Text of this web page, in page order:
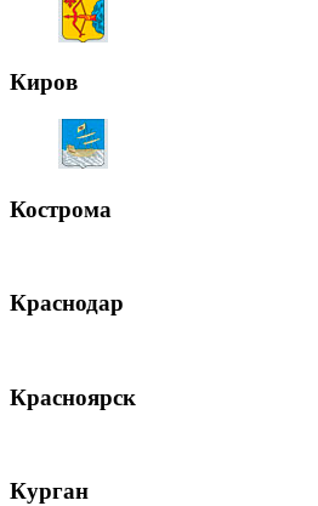
Киров
Кострома
Краснодар
Красноярск
Курган